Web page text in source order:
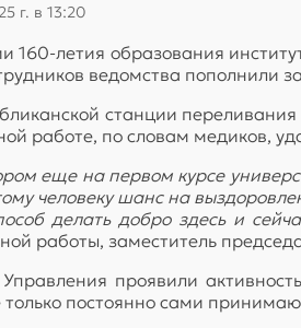
г. в 13:20
160-летия образования
ведомства пополнили
станции
работе, по словам медиков,
еще на первом курсе
человеку шанс на
делать добро здесь и
работы, заместитель
проявили
постоянно сами